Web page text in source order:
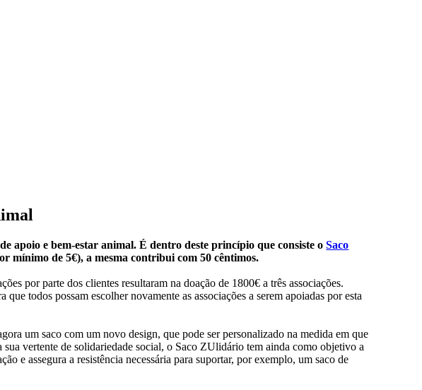
apoio e bem-estar animal. É dentro deste princípio que consiste oSaco
mínimo de 5€), a mesma contribui com 50 cêntimos.
por parte dos clientes resultaram na doação de 1800€ a três associações.
que todos possam escolher novamente as associações a serem apoiadas por esta
um saco com um novo design, que pode ser personalizado na medida em que
vertente de solidariedade social, o Saco ZUlidário tem ainda como objetivo a
e assegura a resistência necessária para suportar, por exemplo, um saco de